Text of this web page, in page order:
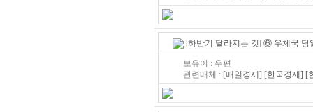
[하반기 달라지는 것] ⑥ 우체국 당
보유어 : 우편
관련매체 : [매일경제] [한국경제] [